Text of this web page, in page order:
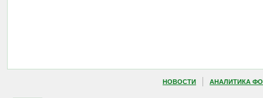
НОВОСТИ АНАЛИТИКА